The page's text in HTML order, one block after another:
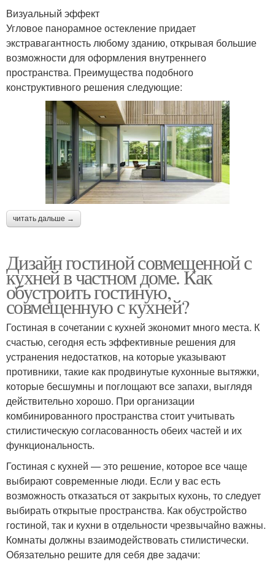
Визуальный эффект
Угловое панорамное остекление придает
экстравагантность любому зданию, открывая большие
возможности для оформления внутреннего
пространства. Преимущества подобного
конструктивного решения следующие:
читать дальше →
Дизайн гостиной совмещенной с
кухней в частном доме. Как
обустроить гостиную,
совмещенную с кухней?
Гостиная в сочетании с кухней экономит много места. К
счастью, сегодня есть эффективные решения для
устранения недостатков, на которые указывают
противники, такие как продвинутые кухонные вытяжки,
которые бесшумны и поглощают все запахи, выглядя
действительно хорошо. При организации
комбинированного пространства стоит учитывать
стилистическую согласованность обеих частей и их
функциональность.
Гостиная с кухней — это решение, которое все чаще
выбирают современные люди. Если у вас есть
возможность отказаться от закрытых кухонь, то следует
выбирать открытые пространства. Как обустройство
гостиной, так и кухни в отдельности чрезвычайно важны.
Комнаты должны взаимодействовать стилистически.
Обязательно решите для себя две задачи: